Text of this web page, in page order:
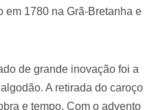
em 1780 na Grã-Bretanha e
de grande inovação foi a
A retirada do caroço
e tempo. Com o advento